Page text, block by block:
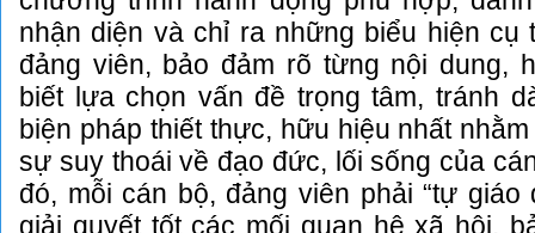
nhận diện và chỉ ra những biểu hiện cụ
đảng viên, bảo đảm rõ từng nội dung,
biết lựa chọn vấn đề trọng tâm, tránh
biện pháp thiết thực, hữu hiệu nhất
sự suy thoái về đạo đức, lối sống của
đó, mỗi cán bộ, đảng viên phải “tự giáo
giải quyết tốt các mối quan hệ xã hội,